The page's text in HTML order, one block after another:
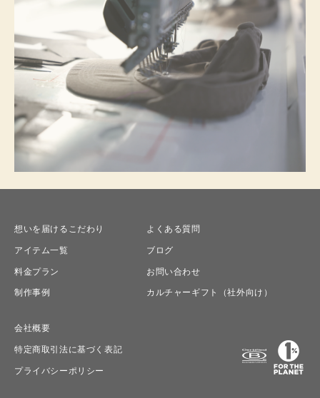
想いを届けるこだわり
アイテム一覧
料金プラン
制作事例
よくある質問
ブログ
お問い合わせ
カルチャーギフト（社外向け）
会社概要
特定商取引法に基づく表記
プライバシーポリシー